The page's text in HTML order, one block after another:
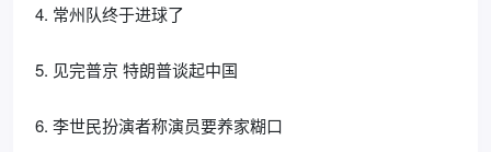
4. 常州队终于进球了
5. 见完普京 特朗普谈起中国
6. 李世民扮演者称演员要养家糊口